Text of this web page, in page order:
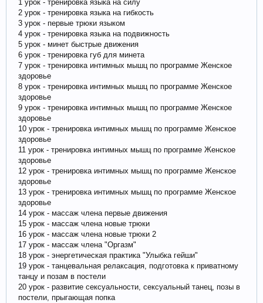
1 урок - тренировка языка на силу
2 урок - тренировка языка на гибкость
3 урок - первые трюки языком
4 урок - тренировка языка на подвижность
5 урок - минет быстрые движения
6 урок - тренировка губ для минета
7 урок - тренировка интимных мышц по программе Женское
здоровье
8 урок - тренировка интимных мышц по программе Женское
здоровье
9 урок - тренировка интимных мышц по программе Женское
здоровье
10 урок - тренировка интимных мышц по программе Женское
здоровье
11 урок - тренировка интимных мышц по программе Женское
здоровье
12 урок - тренировка интимных мышц по программе Женское
здоровье
13 урок - тренировка интимных мышц по программе Женское
здоровье
14 урок - массаж члена первые движения
15 урок - массаж члена новые трюки
16 урок - массаж члена новые трюки 2
17 урок - массаж члена "Оргазм"
18 урок - энергетическая практика "Улыбка гейши"
19 урок - танцевальная релаксация, подготовка к приватному
танцу и позам в постели
20 урок - развитие сексуальности, сексуальный танец, позы в
постели, прыгающая попка